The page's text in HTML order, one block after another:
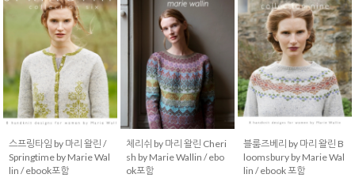
스프링타임 by 마리 왈린 /
Springtime by Marie Wal
lin / ebook포함
체리쉬 by 마리 왈린 Cheri
sh by Marie Wallin / ebo
ok포함
블룸즈베리 by 마리 왈린 B
loomsbury by Marie Wal
lin / ebook 포함